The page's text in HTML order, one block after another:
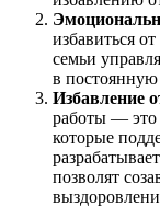
избавиться
семьи
в постоянную
Избавление
работы — это
которые
позволят